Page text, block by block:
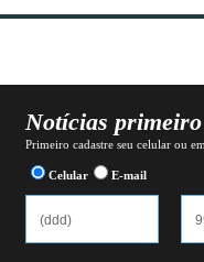
Notícias
Primeiro cadastre seu celular ou
Celular E-mail